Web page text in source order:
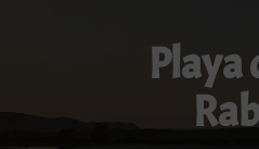
Playa